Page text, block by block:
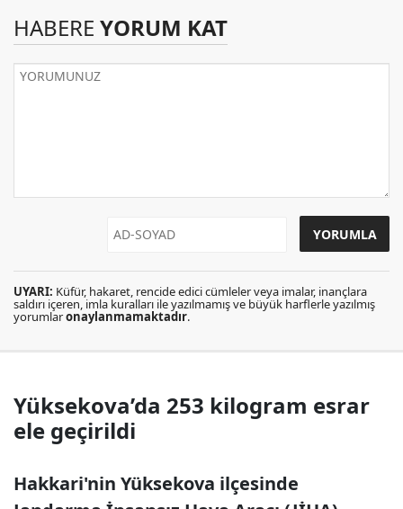
HABERE YORUM KAT
UYARI: Küfür, hakaret, rencide edici cümleler veya imalar, inançlara
saldırı içeren, imla kuralları ile yazılmamış ve büyük harflerle yazılmış
yorumlaronaylanmamaktadır.
Yüksekova’da 253 kilogram esrar
ele geçirildi
Hakkari'nin Yüksekova ilçesinde